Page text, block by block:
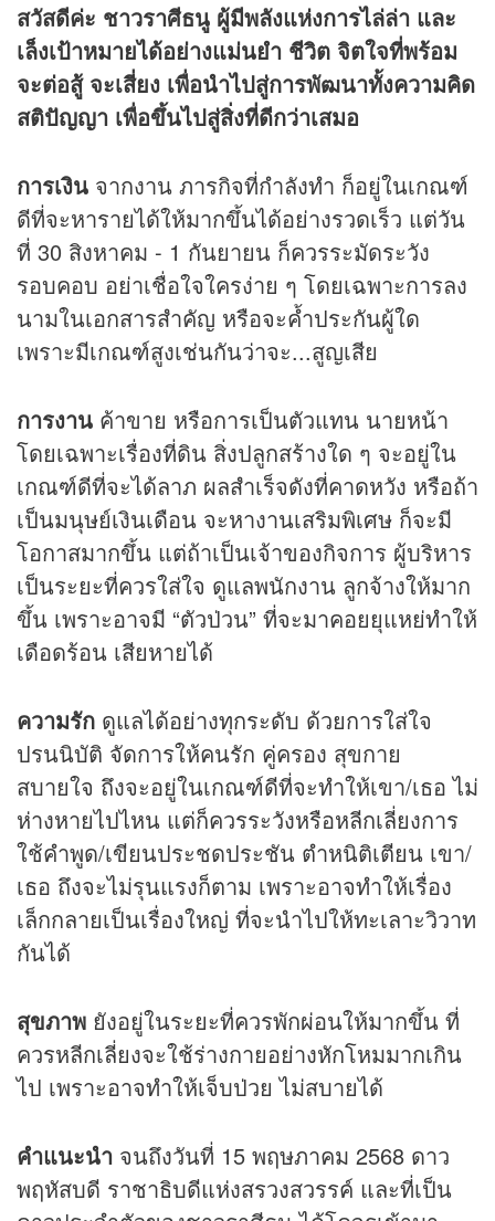
สวัสดีค่ะ ชาวราศีธนู ผู้มีพลังแห่งการไล่ล่า และ
เล็งเป้าหมายได้อย่างแม่นยำ ชีวิต จิตใจที่พร้อม
จะต่อสู้ จะเสี่ยง เพื่อนำไปสู่การพัฒนาทั้งความคิด
สติปัญญา เพื่อขึ้นไปสู่สิ่งที่ดีกว่าเสมอ
การเงิน จากงาน ภารกิจที่กำลังทำ ก็อยู่ในเกณฑ์
ดีที่จะหารายได้ให้มากขึ้นได้อย่างรวดเร็ว แต่วัน
ที่ 30 สิงหาคม - 1 กันยายน ก็ควรระมัดระวัง
รอบคอบ อย่าเชื่อใจใครง่าย ๆ โดยเฉพาะการลง
นามในเอกสารสำคัญ หรือจะค้ำประกันผู้ใด
เพราะมีเกณฑ์สูงเช่นกันว่าจะ...สูญเสีย
การงาน ค้าขาย หรือการเป็นตัวแทน นายหน้า
โดยเฉพาะเรื่องที่ดิน สิ่งปลูกสร้างใด ๆ จะอยู่ใน
เกณฑ์ดีที่จะได้ลาภ ผลสำเร็จดังที่คาดหวัง หรือถ้า
เป็นมนุษย์เงินเดือน จะหางานเสริมพิเศษ ก็จะมี
โอกาสมากขึ้น แต่ถ้าเป็นเจ้าของกิจการ ผู้บริหาร
เป็นระยะที่ควรใส่ใจ ดูแลพนักงาน ลูกจ้างให้มาก
ขึ้น เพราะอาจมี “ตัวป่วน” ที่จะมาคอยยุแหย่ทำให้
เดือดร้อน เสียหายได้
ความรัก ดูแลได้อย่างทุกระดับ ด้วยการใส่ใจ
ปรนนิบัติ จัดการให้คนรัก คู่ครอง สุขกาย
สบายใจ ถึงจะอยู่ในเกณฑ์ดีที่จะทำให้เขา/เธอ ไม่
ห่างหายไปไหน แต่ก็ควรระวังหรือหลีกเลี่ยงการ
ใช้คำพูด/เขียนประชดประชัน ตำหนิติเตียน เขา/
เธอ ถึงจะไม่รุนแรงก็ตาม เพราะอาจทำให้เรื่อง
เล็กกลายเป็นเรื่องใหญ่ ที่จะนำไปให้ทะเลาะวิวาท
กันได้
สุขภาพ ยังอยู่ในระยะที่ควรพักผ่อนให้มากขึ้น ที่
ควรหลีกเลี่ยงจะใช้ร่างกายอย่างหักโหมมากเกิน
ไป เพราะอาจทำให้เจ็บป่วย ไม่สบายได้
คำแนะนำ จนถึงวันที่ 15 พฤษภาคม 2568 ดาว
พฤหัสบดี ราชาธิบดีแห่งสรวงสวรรค์ และที่เป็น